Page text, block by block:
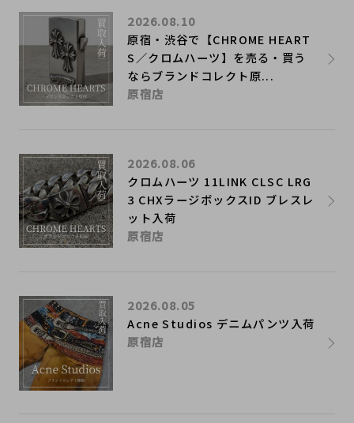
原宿・渋谷で【CHROME HEART
S／クロムハーツ】を売る・買う
ならブランドコレクト原...
2026.08.10
原宿店
クロムハーツ 11LINK CLSC LRG
3 CHXラージボックスID ブレスレ
ット入荷
2026.08.06
原宿店
Acne Studios デニムパンツ入荷
2026.08.05
原宿店